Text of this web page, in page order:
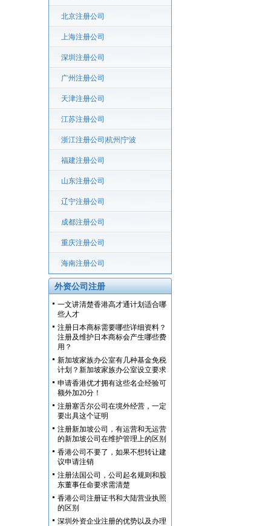
北京注册公司
上海注册公司
深圳注册公司
广州注册公司
天津注册公司
江苏注册公司
浙江注册公司|杭州|宁波
福建注册公司
山东注册公司
辽宁注册公司
成都注册公司
重庆注册公司
海南注册公司
外资公司注册
一文讲清楚香港高才通计划适合哪
些人才
注册日本商标需要哪些详细资料？
注册及维护日本商标会产生哪些费
用？
新加坡家族办公室有几种基金免税
计划？新加坡家族办公室设立要求
申请香港优才拥有这些名企经验可
额外加20分！
注册塞舌尔公司在境外经营，一定
要出具这个证明
注册新加坡公司，有运营和无运营
的新加坡公司在维护管理上的区别
香港公司不要了，如果不想转让建
议申请注销
注册法国公司，公司起名规则和股
东董事任命要求需清楚
香港公司注册证书和大陆营业执照
的区别
深圳外资企业注册的优势以及办理